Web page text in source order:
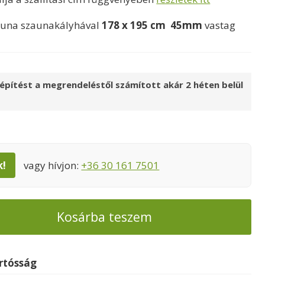
szaunakályhával 178 x 195 cm 45mm vastag
a megrendeléstől számított akár 2 héten belül
vagy hívjon: +36 30 161 7501
Kosárba teszem